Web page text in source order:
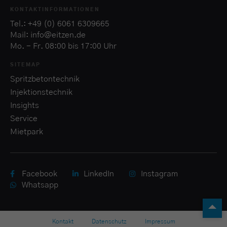
KONTAKTINFORMATIONEN
Tel.: +49 (0) 6061 6309665
Mail: info@eitzen.de
Mo. - Fr. 08:00 bis 17:00 Uhr
SITEMAP
Spritzbetontechnik
Injektionstechnik
Insights
Service
Mietpark
Facebook LinkedIn
Instagram
Whatsapp
Kontakt Datenschutz Impressum